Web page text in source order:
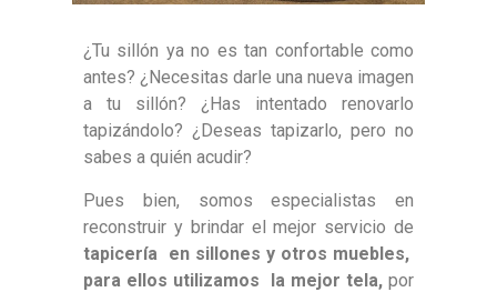
¿Tu sillón ya no es tan confortable como
antes? ¿Necesitas darle una nueva imagen
a tu sillón? ¿Has intentado renovarlo
tapizándolo? ¿Deseas tapizarlo, pero no
sabes a quién acudir?
Pues bien, somos especialistas en
reconstruir y brindar el mejor servicio de
tapicería en sillones y otros muebles,
para ellos utilizamos la mejor tela, por